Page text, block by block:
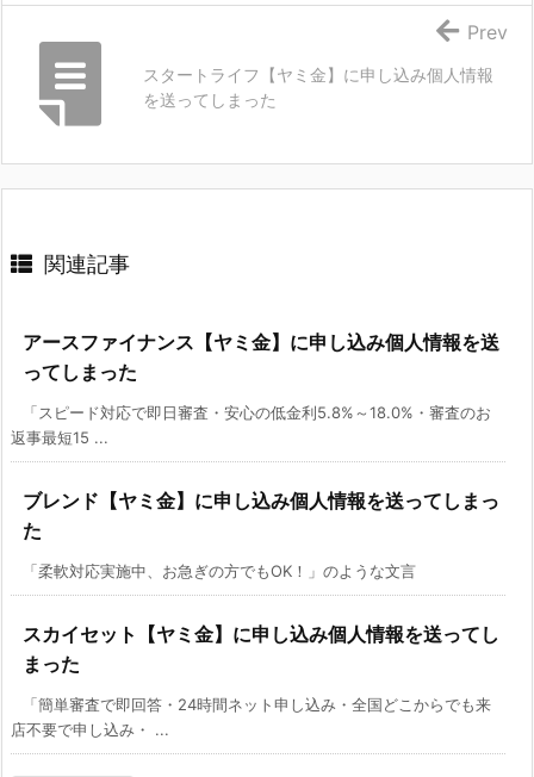
スタートライフ【ヤミ金】に申し込み個人情報
を送ってしまった
Prev
関連記事
アースファイナンス【ヤミ金】に申し込み個人情報を送
ってしまった
「スピード対応で即日審査・安心の低金利5.8%～18.0%・審査のお
返事最短15 ...
ブレンド【ヤミ金】に申し込み個人情報を送ってしまっ
た
「柔軟対応実施中、お急ぎの方でもOK！」のような文言
スカイセット【ヤミ金】に申し込み個人情報を送ってし
まった
「簡単審査で即回答・24時間ネット申し込み・全国どこからでも来
店不要で申し込み・ ...